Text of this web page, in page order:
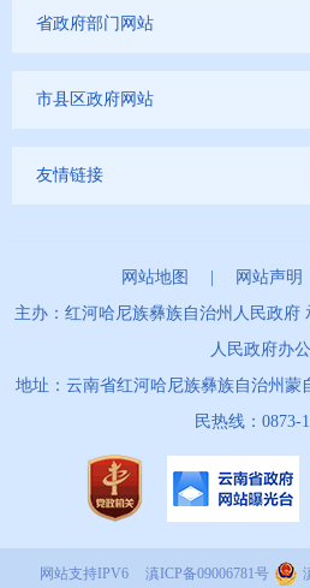
省政府部门网站
市县区政府网站
友情链接
网站地图 网站声明
主办：红河哈尼族彝族自治州人民政府
人民政府办
地址：云南省红河哈尼族彝族自治州
民热线：0873-
网站支持IPV6 滇ICP备09006781号